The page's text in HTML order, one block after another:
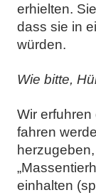
erhielten.
dass sie in
würden.
Wie bitte,
Wir
fahren
einhalten